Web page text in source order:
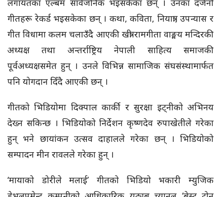
लगायतका एल्बम सार्वजनिक भइसकेका छन् । उनका दर्जनौं
गीतहरू रेकर्ड भइसकेका छन् । कथा, कविता, नियात्रा, उपन्यास र
गीत विधामा कलम चलाउँदै आएकी खत्री रामगीता वाङ्मय मन्दिरकी
अध्यक्ष तथा अन्तर्राष्ट्रिय नेपाली साहित्य समाजकी
पूर्वअध्यक्षसमेत हुन् । उनले विभिन्न सामाजिक संघसंस्थामार्फत
पनि योगदान दिँदै आएकी छन् ।
गीतको भिडियोमा दिक्पाल कार्की र सुरक्षा इट्नीको अभिनय
देख्न सकिन्छ । भिडियोको निर्देशन कृष्णदेव रुपाखेतीले गरेका
हुन् भने छायांकन उत्सव दाहालले गरेका छन् । भिडियोको
सम्पादन मीन रावलले गरेका हुन् ।
‘मायाको डोरीले मलाई’ गीतको भिडियो भकारी म्युजिक